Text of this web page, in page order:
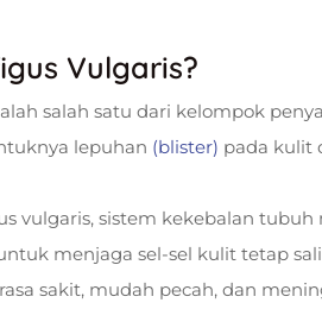
Vulgaris?
salah satu dari kelompok
lepuhan (blister) pada kulit
vulgaris, sistem kekebalan
menjaga sel-sel kulit tetap
sakit, mudah pecah, dan